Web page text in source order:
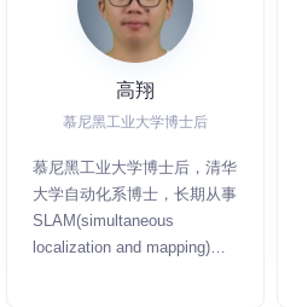
CVPR、ICCV、ECCV、
AAAI、MultiMedia等）近30
篇。申请国内及国外专利申请
30个以上。现主要研究方向
为图像/视频场景理解，
人-自动驾驶感知算法，以及
语言-视觉联合学习等。现主
持（PI）一项Alan Turing
Institute项目基金，并联合主
高翔
慕尼黑工业大学博士后
慕尼黑工业大学博士后，清华
大学自动化系博士，长期从事
SLAM(simultaneous
localization and mapping)的